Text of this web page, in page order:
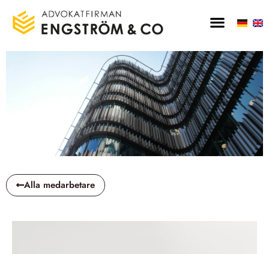
Alla medarbetare